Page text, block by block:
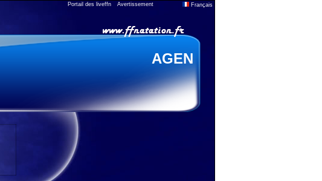
Portail des liveffn Avertissement Français
AGEN